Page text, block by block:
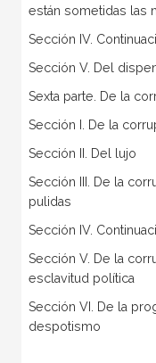
están sometidas las
Sección IV.
Sección V. Del
Sexta parte. De la
Sección I. De la
Sección II. Del lujo
Sección III. De la
pulidas
Sección IV.
Sección V. De la
esclavitud política
Sección VI. De la
despotismo